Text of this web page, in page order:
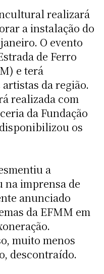
realizará
a instalação do
O evento
de Ferro
e terá
da região.
realizada com
da Fundação
os
a
na imprensa de
anunciado
da EFMM em
muito menos
descontraído.